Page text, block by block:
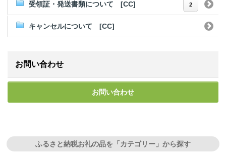
受領証・発送書類について [CC] 2
キャンセルについて [CC]
お問い合わせ
お問い合わせ
ふるさと納税お礼の品を「カテゴリー」から探す